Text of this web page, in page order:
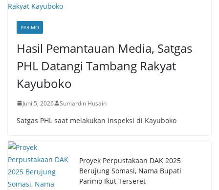
PARIMO
Hasil Pemantauan Media, Satgas
PHL Datangi Tambang Rakyat
Kayuboko
Juni 5, 2026 Sumardin Husain
Satgas PHL saat melakukan inspeksi di Kayuboko
Proyek Perpustakaan DAK 2025
Berujung Somasi, Nama Bupati
Parimo Ikut Terseret